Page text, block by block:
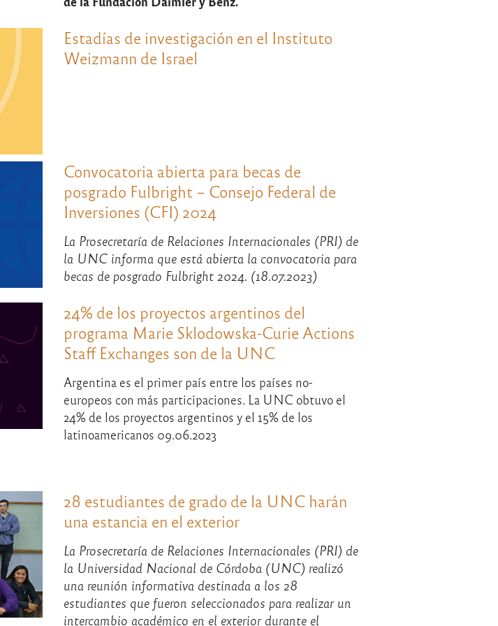
Estadías de investigación en el Instituto
Weizmann de Israel
Convocatoria abierta para becas de
posgrado Fulbright – Consejo Federal de
Inversiones (CFI) 2024
La Prosecretaría de Relaciones Internacionales (PRI) de
la UNC informa que está abierta la convocatoria para
becas de posgrado Fulbright 2024. (18.07.2023)
24% de los proyectos argentinos del
programa Marie Sklodowska-Curie Actions
Staff Exchanges son de la UNC
Argentina es el primer país entre los países no-
europeos con más participaciones. La UNC obtuvo el
24% de los proyectos argentinos y el 15% de los
latinoamericanos 09.06.2023
28 estudiantes de grado de la UNC harán
una estancia en el exterior
La Prosecretaría de Relaciones Internacionales (PRI) de
la Universidad Nacional de Córdoba (UNC) realizó
una reunión informativa destinada a los 28
estudiantes que fueron seleccionados para realizar un
intercambio académico en el exterior durante el